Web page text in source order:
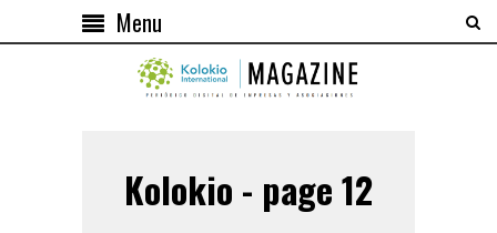
Menu
Kolokio - page 12